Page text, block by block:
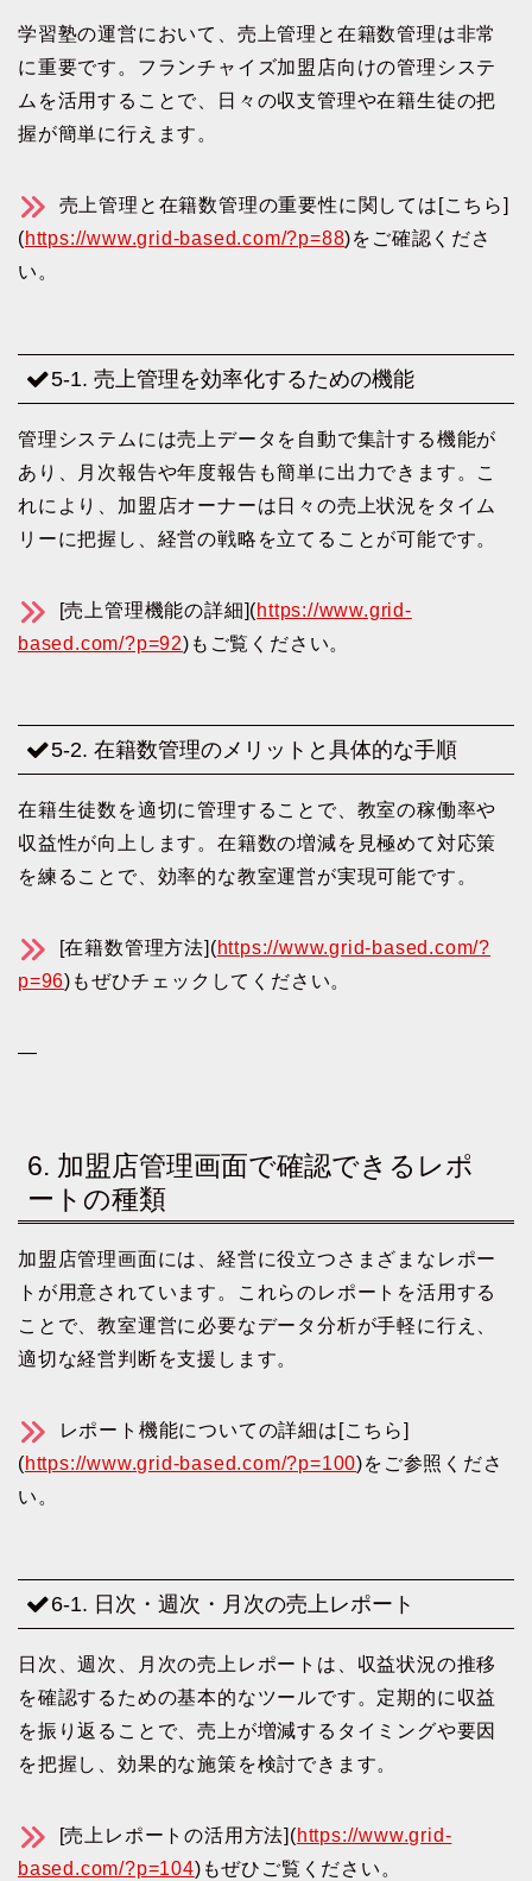
学習塾の運営において、売上管理と在籍数管理は非常
に重要です。フランチャイズ加盟店向けの管理システ
ムを活用することで、日々の収支管理や在籍生徒の把
握が簡単に行えます。
売上管理と在籍数管理の重要性に関しては[こちら]
(https://www.grid-based.com/?p=88)をご確認くださ
い。
5-1. 売上管理を効率化するための機能
管理システムには売上データを自動で集計する機能が
あり、月次報告や年度報告も簡単に出力できます。こ
れにより、加盟店オーナーは日々の売上状況をタイム
リーに把握し、経営の戦略を立てることが可能です。
[売上管理機能の詳細](https://www.grid-
based.com/?p=92)もご覧ください。
5-2. 在籍数管理のメリットと具体的な手順
在籍生徒数を適切に管理することで、教室の稼働率や
収益性が向上します。在籍数の増減を見極めて対応策
を練ることで、効率的な教室運営が実現可能です。
[在籍数管理方法](https://www.grid-based.com/?
p=96)もぜひチェックしてください。
—
6. 加盟店管理画面で確認できるレポ
ートの種類
加盟店管理画面には、経営に役立つさまざまなレポー
トが用意されています。これらのレポートを活用する
ことで、教室運営に必要なデータ分析が手軽に行え、
適切な経営判断を支援します。
レポート機能についての詳細は[こちら]
(https://www.grid-based.com/?p=100)をご参照くださ
い。
6-1. 日次・週次・月次の売上レポート
日次、週次、月次の売上レポートは、収益状況の推移
を確認するための基本的なツールです。定期的に収益
を振り返ることで、売上が増減するタイミングや要因
を把握し、効果的な施策を検討できます。
[売上レポートの活用方法](https://www.grid-
based.com/?p=104)もぜひご覧ください。